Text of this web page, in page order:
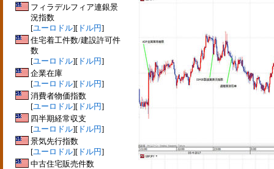
フィラデルフィア連銀景
況指数
[ユーロドル][ ドル円]
住宅着工件数/建設許可件
数
[ユーロドル][ ドル円]
企業在庫
[ユーロドル][ ドル円]
消費者物価指数
[ユーロドル][ ドル円]
四半期経常収支
[ユーロドル][ ドル円]
景気先行指数
[ユーロドル][ ドル円]
中古住宅販売件数